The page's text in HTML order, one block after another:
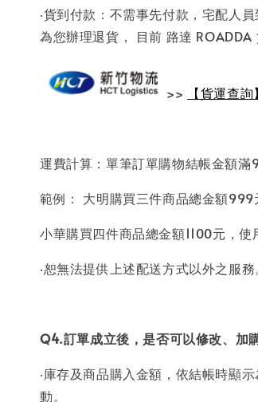
‧貨到付款：不需事先付款，宅配人
為您辦理退貨， 目前 路達
>> 【貨運查詢】
運費計算：單筆訂單購物結帳金額
範例： 大明購買三件商品總金額
小華購買四件商品總金額1100元，
‧恕無法提供上述配送方式以外之服務
Q4.訂單成立後，是否可以修改、加
‧庫存及商品購入金額，依結帳時顯
動。